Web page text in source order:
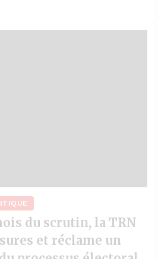
du scrutin, la TRN
et réclame un